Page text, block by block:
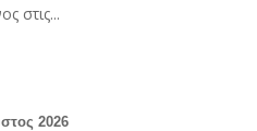
στις...
2026